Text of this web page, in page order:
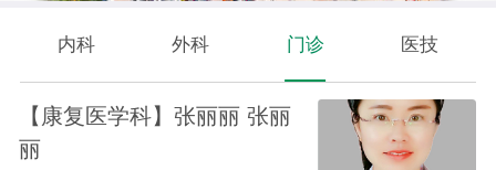
内科 外科 门诊 医技
【康复医学科】张丽丽 张丽
丽